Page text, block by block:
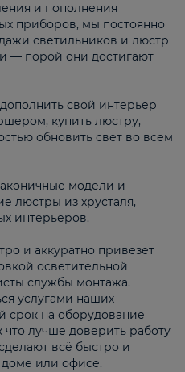
и пополнения
приборов, мы постоянно
светильников и люстр
— порой они достигают
свой интерьер
купить люстру,
обновить свет во всем
модели и
люстры из хрусталя,
интерьеров.
и аккуратно привезет
осветительной
службы монтажа.
услугами наших
срок на оборудование
что лучше доверить работу
всё быстро и
доме или офисе.